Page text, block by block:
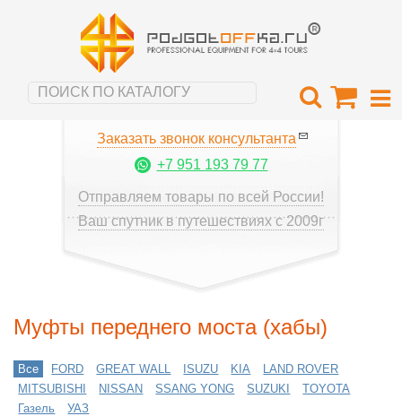
Заказать звонок консультанта
+7 951 193 79 77
Отправляем товары по всей России!
Ваш спутник в путешествиях с 2009г
Муфты переднего моста (хабы)
Все FORD GREAT WALL ISUZU KIA
LAND ROVER
MITSUBISHI
NISSAN SSANG YONG SUZUKI
TOYOTA
Газель
УАЗ